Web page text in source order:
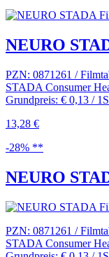
NEURO
PZN: 0871261 /
STADA Consumer
Grundpreis: € 0,13 /
13,28 €
-28% **
NEURO
PZN: 0871261 /
STADA Consumer